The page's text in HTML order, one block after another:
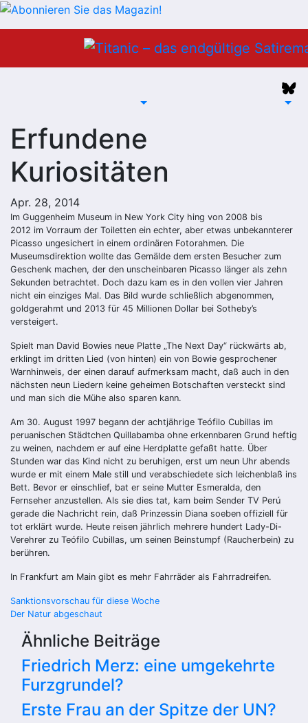
Erfundene
Kuriositäten
Apr. 28, 2014
Im Guggenheim Museum in New York City hing von 2008 bis
2012 im Vorraum der Toiletten ein echter, aber etwas unbekannterer
Picasso ungesichert in einem ordinären Fotorahmen. Die
Museumsdirektion wollte das Gemälde dem ersten Besucher zum
Geschenk machen, der den unscheinbaren Picasso länger als zehn
Sekunden betrachtet. Doch dazu kam es in den vollen vier Jahren
nicht ein einziges Mal. Das Bild wurde schließlich abgenommen,
goldgerahmt und 2013 für 45 Millionen Dollar bei Sotheby’s
versteigert.
Spielt man David Bowies neue Platte „The Next Day“ rückwärts ab,
erklingt im dritten Lied (von hinten) ein von Bowie gesprochener
Warnhinweis, der einen darauf aufmerksam macht, daß auch in den
nächsten neun Liedern keine geheimen Botschaften versteckt sind
und man sich die Mühe also sparen kann.
Am 30. August 1997 begann der achtjährige Teófilo Cubillas im
peruanischen Städtchen Quillabamba ohne erkennbaren Grund heftig
zu weinen, nachdem er auf eine Herdplatte gefaßt hatte. Über
Stunden war das Kind nicht zu beruhigen, erst um neun Uhr abends
wurde er mit einem Male still und verabschiedete sich leichenblaß ins
Bett. Bevor er einschlief, bat er seine Mutter Esmeralda, den
Fernseher anzustellen. Als sie dies tat, kam beim Sender TV Perú
gerade die Nachricht rein, daß Prinzessin Diana soeben offiziell für
tot erklärt wurde. Heute reisen jährlich mehrere hundert Lady-Di-
Verehrer zu Teófilo Cubillas, um seinen Beinstumpf (Raucherbein) zu
berühren.
In Frankfurt am Main gibt es mehr Fahrräder als Fahrradreifen.
Beitragsnavigation
Sanktionsvorschau für diese Woche
Der Natur abgeschaut
Ähnliche Beiträge
Friedrich Merz: eine umgekehrte
Furzgrundel?
Erste Frau an der Spitze der UN?